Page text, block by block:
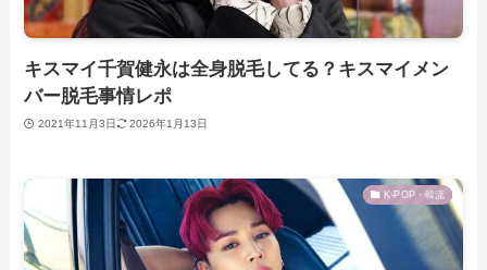
キスマイ千賀健永は全身脱毛してる？キスマイメン
バー脱毛事情レポ
2021年11月3日 2026年1月13日
K-POP・韓流